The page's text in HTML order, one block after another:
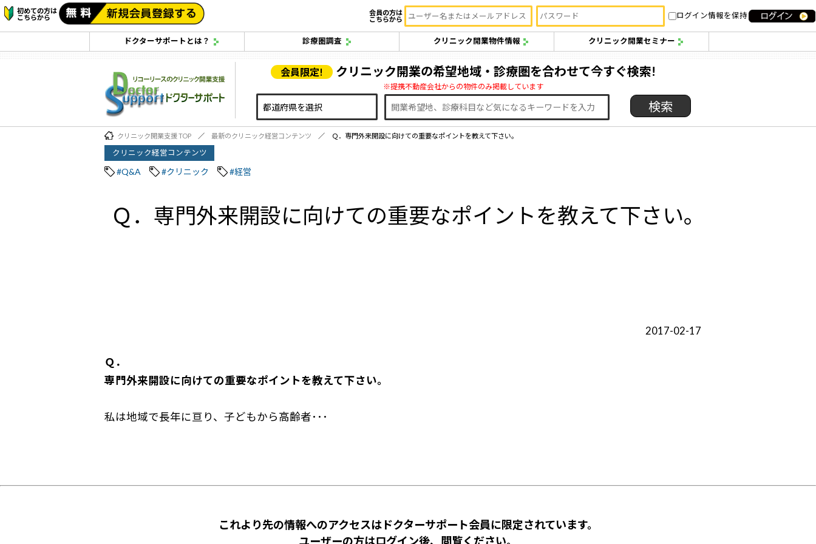
初めての方は
こちらから
会員の方は
こちらから
ログイン情報を保持
ドクターサポートとは？ 診療圏調査 クリニック開業物件情報 クリニック開業セミナー
会員限定! クリニック開業の希望地域・診療圏を合わせて今すぐ検索!
※提携不動産会社からの物件のみ掲載しています
クリニック開業支援 TOP 最新のクリニック経営コンテンツ Ｑ．専門外来開設に向けての重要なポイントを教えて下さい。
クリニック経営コンテンツ
#Q&A #クリニック #経営
Ｑ．専門外来開設に向けての重要なポイントを教えて下さい。
2017-02-17
Ｑ ．
専門外来開設に向けての重要なポイントを教えて下さい。
私は地域で長年に亘り、子どもから高齢者･･･
これより先の情報へのアクセスはドクターサポート会員に限定されています。
ユーザーの方はログイン後、閲覧ください。